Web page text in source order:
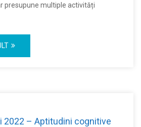
presupune multiple activități
2022 – Aptitudini cognitive